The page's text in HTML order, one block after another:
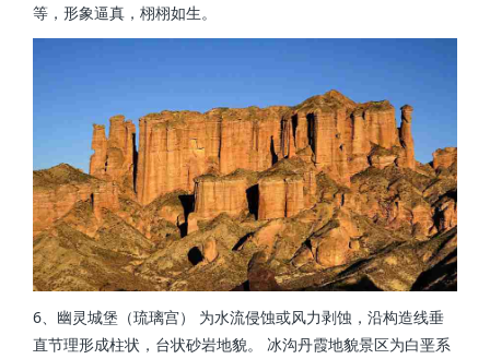
等，形象逼真，栩栩如生。
6、幽灵城堡（琉璃宫） 为水流侵蚀或风力剥蚀，沿构造线垂
直节理形成柱状，台状砂岩地貌。 冰沟丹霞地貌景区为白垩系